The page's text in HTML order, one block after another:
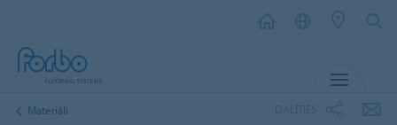
Materiāli